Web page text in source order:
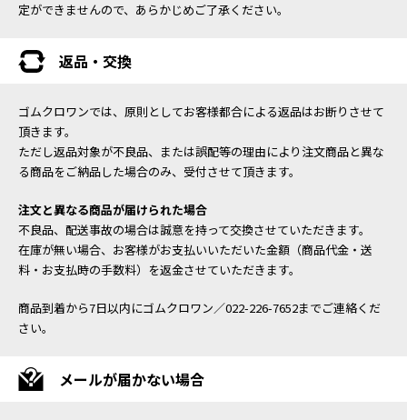
定ができませんので、あらかじめご了承ください。
返品・交換
ゴムクロワンでは、原則としてお客様都合による返品はお断りさせて
頂きます。
ただし返品対象が不良品、または誤配等の理由により注文商品と異な
る商品をご納品した場合のみ、受付させて頂きます。
注文と異なる商品が届けられた場合
不良品、配送事故の場合は誠意を持って交換させていただきます。
在庫が無い場合、お客様がお支払いいただいた金額（商品代金・送
料・お支払時の手数料）を返金させていただきます。
商品到着から7日以内にゴムクロワン／022-226-7652までご連絡くだ
さい。
メールが届かない場合